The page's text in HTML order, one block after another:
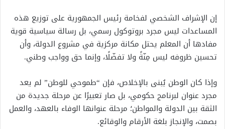
إن الإشراف الشخصي لفخامة رئيس الجمهورية على توزيع هذه
المساعدات ليس مجرد بروتوكول رسمي، بل رسالة سياسية قوية
مفادها أن المعلم يحتل مكانة مركزية في مشروع الدولة، وأن
تحسين ظروفه ليس مِنّةً ولا تفضّلًا، وإنما حق وواجب وطني.
وإذا كان الوطن يُبنى بالإخلاص، فإن “طموحي للوطن” لم يعد
مجرد عنوان لبرنامج حكومي، بل صار تعبيرًا عن مرحلة جديدة من
الثقة بين الدولة والمواطن؛ مرحلة عنوانها الوفاء بالعهد، والعمل
بصمت، والإنجاز بلغة الأرقام والوقائع.